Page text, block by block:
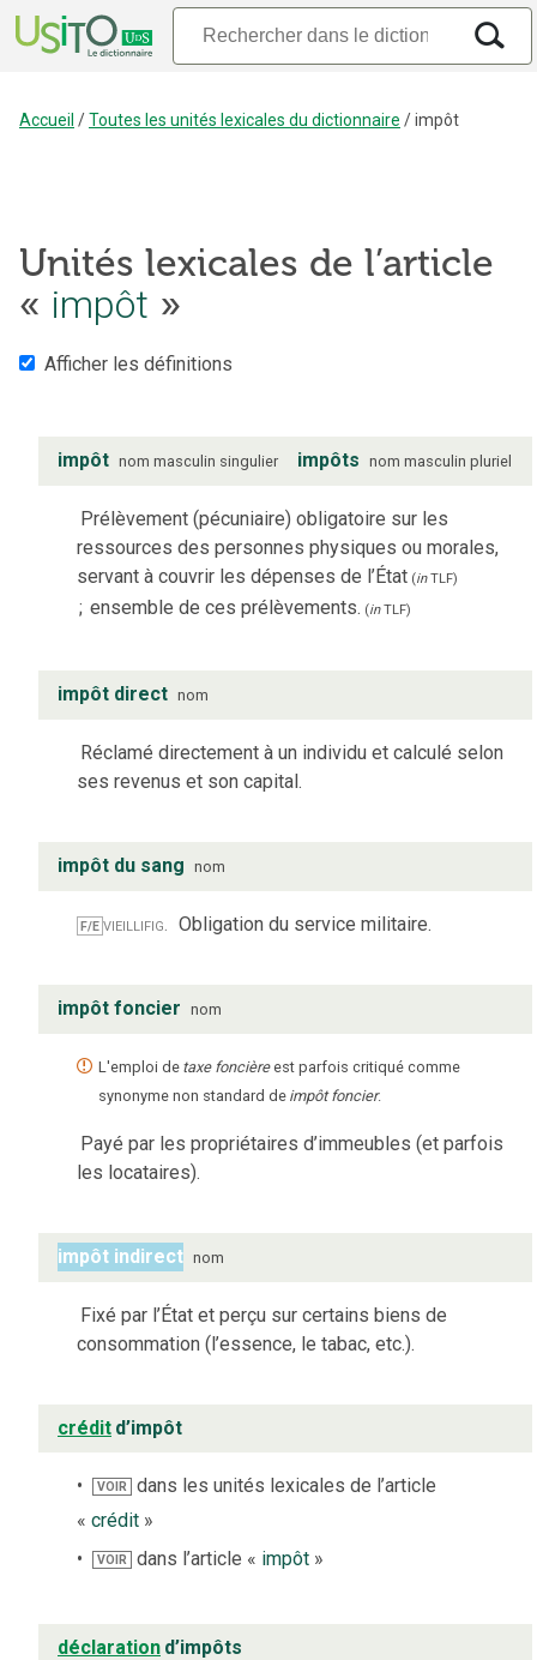
Accueil /Toutes les unités lexicales du dictionnaire /impôt
Unités lexicales de l’article
« impôt »
Afficher les définitions
impôt nom masculin singulier impôts nom masculin pluriel
Prélèvement (pécuniaire) obligatoire sur les
ressources des personnes physiques ou morales,
servant à couvrir les dépenses de l’État (inTLF)
; ensemble de ces prélèvements. (inTLF)
impôt direct nom
Réclamé directement à un individu et calculé selon
ses revenus et son capital.
impôt du sang nom
F/E vieillifig. Obligation du service militaire.
impôt foncier nom
L'emploi de taxe foncièreest parfois critiqué comme
synonyme non standard de impôt foncier.
Payé par les propriétaires d’immeubles (et parfois
les locataires).
impôt indirect nom
Fixé par l’État et perçu sur certains biens de
consommation (l’essence, le tabac, etc.).
crédit d’impôt
VOIR
dans les unités lexicales de l’article
« crédit »
VOIR dans l’article « impôt »
déclaration d’impôts